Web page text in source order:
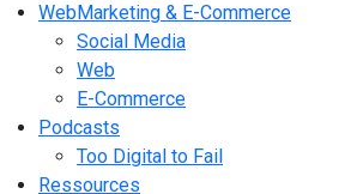
WebMarketing & E-Commerce
Social Media
Web
E-Commerce
Podcasts
Too Digital to Fail
Ressources